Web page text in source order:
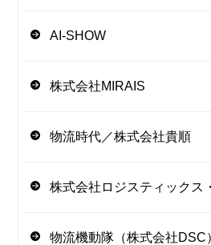
AI-SHOW
株式会社MIRAIS
物流時代／株式会社貴順
株式会社ロジスティックス
物流機動隊（株式会社DSC